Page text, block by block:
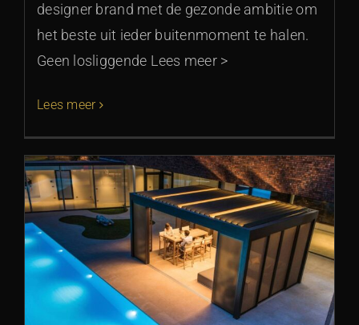
designer brand met de gezonde ambitie om
het beste uit ieder buitenmoment te halen.
Geen losliggende Lees meer >
Lees meer